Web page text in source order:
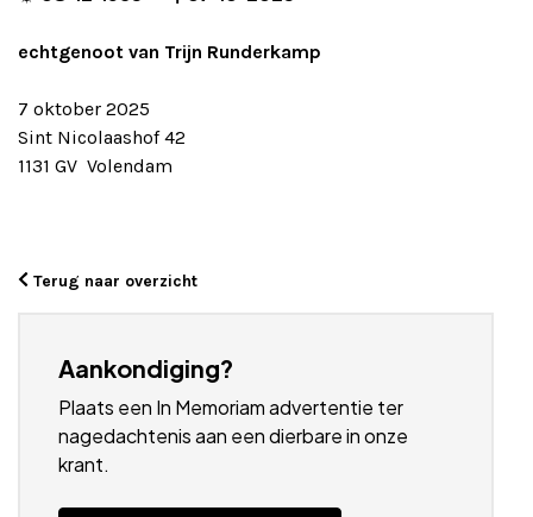
echtgenoot van Trijn Runderkamp
7 oktober 2025
Sint Nicolaashof 42
1131 GV Volendam
Terug naar overzicht
Aankondiging?
Plaats een In Memoriam advertentie ter
nagedachtenis aan een dierbare in onze
krant.